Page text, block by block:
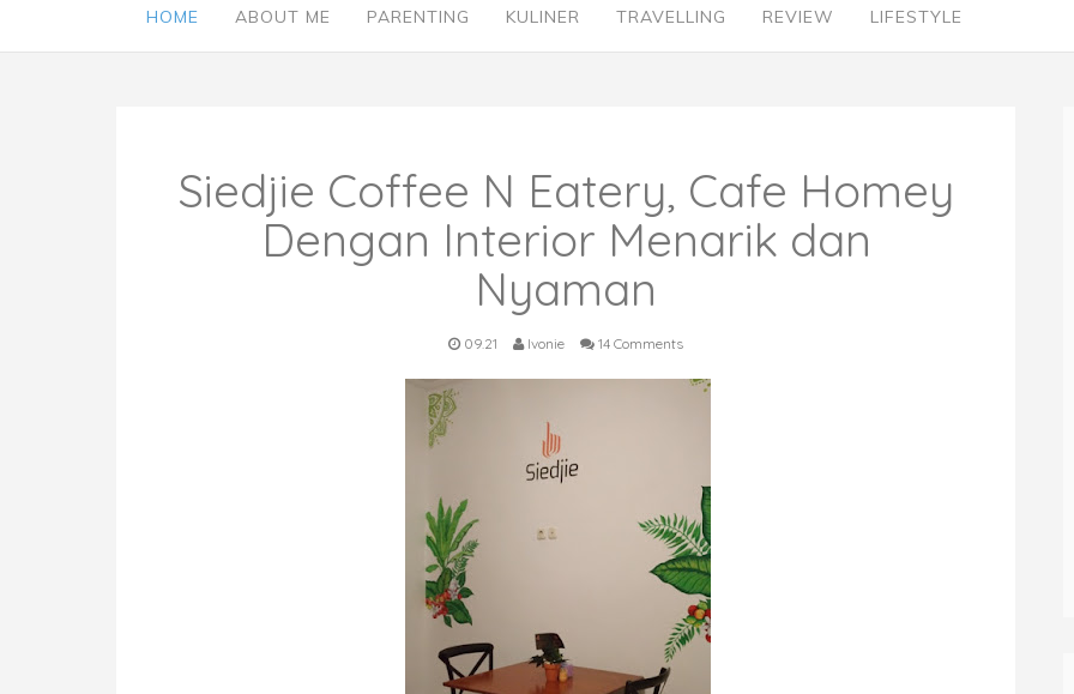
HOME ABOUT ME PARENTING KULINER TRAVELLING REVIEW LIFESTYLE
Siedjie Coffee N Eatery, Cafe Homey
Dengan Interior Menarik dan
Nyaman
09.21 Ivonie 14 Comments